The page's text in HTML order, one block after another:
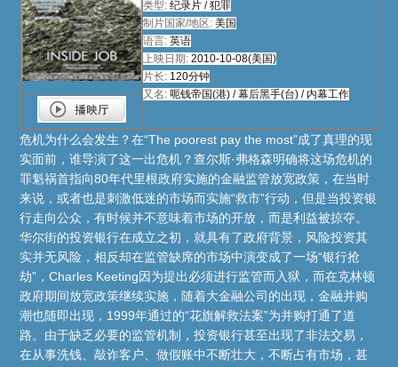
类型: 纪录片 / 犯罪
制片国家/地区: 美国
语言: 英语
上映日期: 2010-10-08(美国)
片长: 120分钟
又名: 呃钱帝国(港) / 幕后黑手(台) / 内幕工作
危机为什么会发生？在“The poorest pay the most”成了真理的现
实面前，谁导演了这一出危机？查尔斯·弗格森明确将这场危机的
罪魁祸首指向80年代里根政府实施的金融监管放宽政策，在当时
来说，或者也是刺激低迷的市场而实施“救市”行动，但是当投资银
行走向公众，有时候并不意味着市场的开放，而是利益被掠夺。
华尔街的投资银行在成立之初，就具有了政府背景，风险投资其
实并无风险，相反却在监管缺席的市场中演变成了一场“银行抢
劫”，Charles Keeting因为提出必须进行监管而入狱，而在克林顿
政府期间放宽政策继续实施，随着大金融公司的出现，金融并购
潮也随即出现，1999年通过的“花旗解救法案”为并购打通了道
路。由于缺乏必要的监管机制，投资银行甚至出现了非法交易，
在从事洗钱、敲诈客户、做假账中不断壮大，不断占有市场，甚